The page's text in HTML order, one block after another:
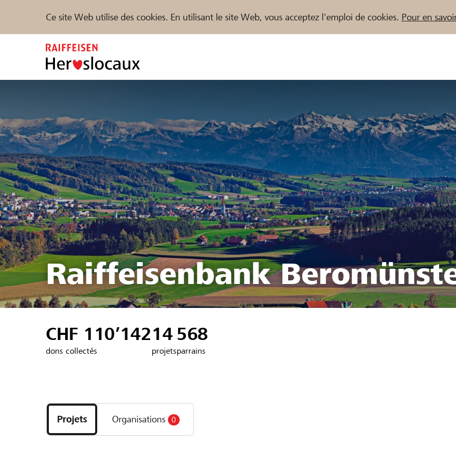
Ce site Web utilise des cookies. En utilisant le site Web, vous acceptez l'emploi de cookies. Pour en
Trouvez des projets et des organisations
DE FR IT
Raiffeisenbank
CHF 110’142
dons collectés
14
projets
568
parrains
les
projets
et
Projets Organisations 0